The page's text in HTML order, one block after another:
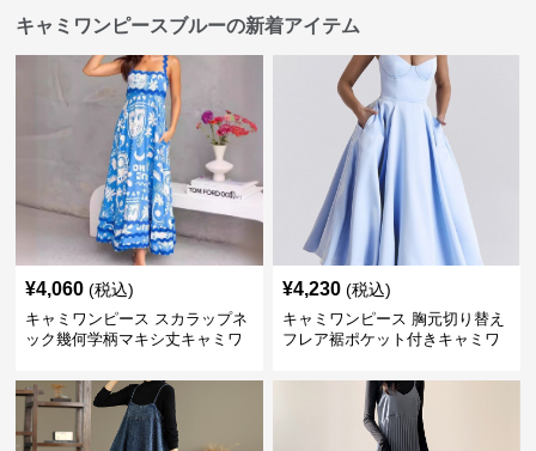
キャミワンピースブルーの新着アイテム
¥4,060 (税込)
キャミワンピース スカラップネ
ック幾何学柄マキシ丈キャミワ
¥4,230 (税込)
キャミワンピース 胸元切り替え
フレア裾ポケット付きキャミワ